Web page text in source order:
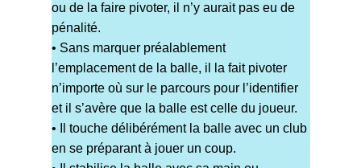
ou de la faire pivoter, il n’y aurait pas eu de
pénalité.
• Sans marquer préalablement
l’emplacement de la balle, il la fait pivoter
n’importe où sur le parcours pour l’identifier
et il s’avère que la balle est celle du joueur.
• Il touche délibérément la balle avec un club
en se préparant à jouer un coup.